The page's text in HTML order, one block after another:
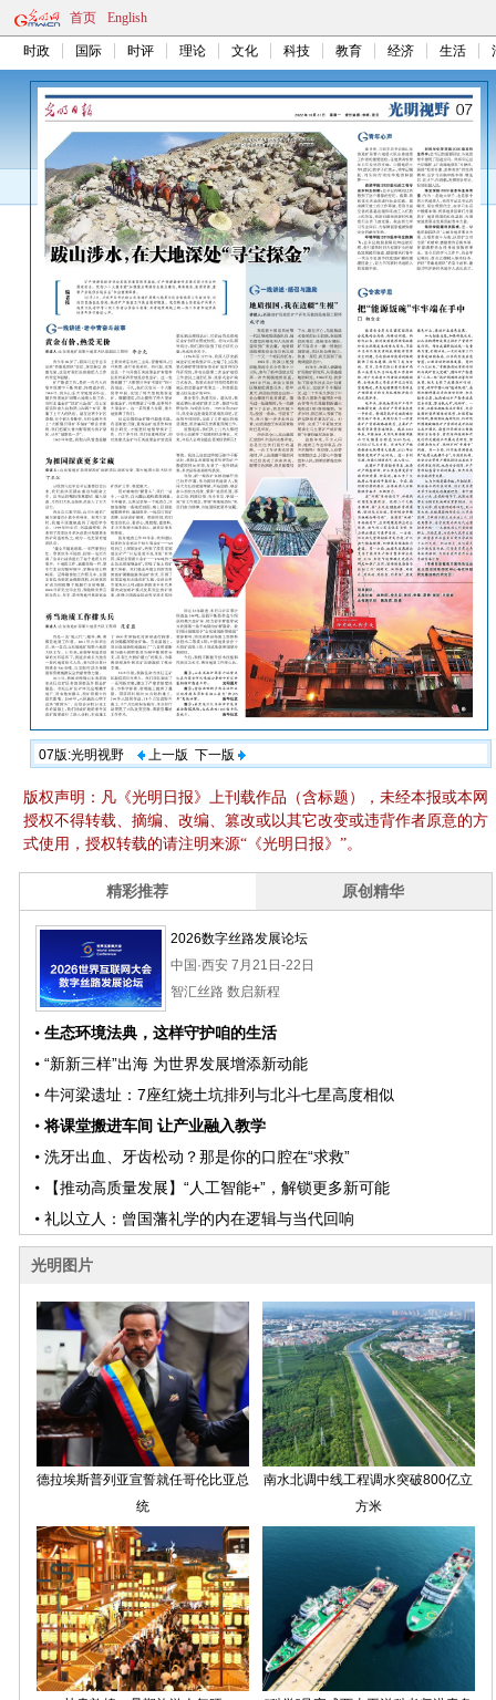
首页 English
时政 国际 时评 理论 文化 科技 教育 经济 生活
07版:光明视野 上一版 下一版
版权声明：凡《光明日报》上刊载作品（含标题），未经本报或本网
授权不得转载、摘编、改编、篡改或以其它改变或违背作者原意的方
式使用，授权转载的请注明来源“《光明日报》”。